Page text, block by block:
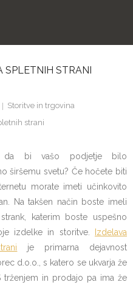
SPLETNIH STRANI
Storitve in trgovina
strani
da bi vašo podjetje bilo
širšemu svetu? Če hočete biti
morate imeti učinkovito
Na takšen način boste imeli
katerim boste uspešno
izdelke in storitve.
Izdelava
je primarna dejavnost
d.o.o., s katero se ukvarja že
trženjem in prodajo pa ima že